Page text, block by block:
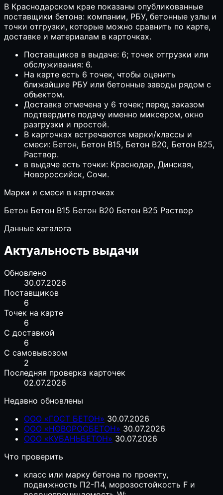
В Краснодарском крае показаны опубликованные
поставщики бетона: компании, РБУ, бетонные узлы и
точки отгрузки, которые можно сравнить по карте,
доставке и материалам в карточках.
Поставщиков в выдаче: 6; точек отгрузки или
обслуживания: 6.
На карте есть 6 точек, чтобы оценить
ближайшие РБУ или бетонные заводы рядом с
объектом.
Доставка отмечена у 6 точек; перед заказом
подтвердите подачу именно миксером, окно
разгрузки и простой.
В карточках встречаются марки/классы и
смеси: Бетон, Бетон B15, Бетон B20, Бетон B25,
Раствор.
в выдаче есть точки: Краснодар, Динская,
Новороссийск, Сочи.
Марки и смеси в карточках
Бетон Бетон B15 Бетон B20 Бетон B25 Раствор
Данные каталога
Актуальность выдачи
Обновлено
30.07.2026
Поставщиков
6
Точек на карте
6
С доставкой
6
С самовывозом
2
Последняя проверка карточек
02.07.2026
Недавно обновлены
ООО «ГОСТ БЕТОН» 30.07.2026
ООО «НОВОРОСБЕТОН» 30.07.2026
ООО «КУБАНЬБЕТОН» 30.07.2026
Что проверить
класс или марку бетона по проекту,
подвижность П2-П4, морозостойкость F и